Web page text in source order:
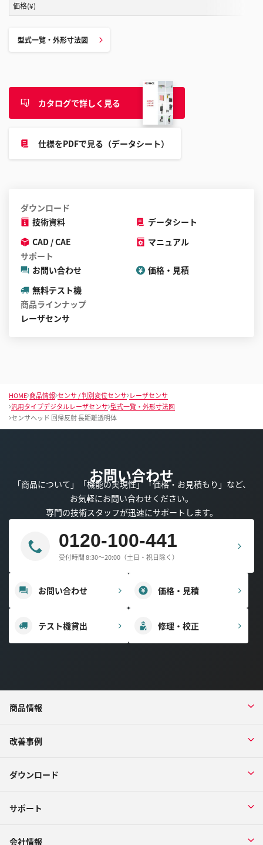
価格(¥)
型式一覧・外形寸法図
カタログで詳しく見る
仕様をPDFで見る（データシート）
ダウンロード
技術資料
データシート
CAD / CAE
マニュアル
サポート
お問い合わせ
価格・見積
無料テスト機
商品ラインナップ
レーザセンサ
HOME 商品情報 センサ / 判別変位センサ レーザセンサ
汎用タイプデジタルレーザセンサ 型式一覧・外形寸法図
センサヘッド 回帰反射 長距離透明体
お問い合わせ
「商品について」「機能の実現性」「価格・お見積もり」など、
お気軽にお問い合わせください。
専門の技術スタッフが迅速にサポートします。
0120-100-441
受付時間 8:30～20:00（土日・祝日除く）
お問い合わせ 価格・見積
テスト機貸出 修理・校正
商品情報
改善事例
ダウンロード
サポート
会社情報